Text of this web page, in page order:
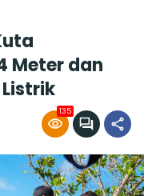
Meter dan
135